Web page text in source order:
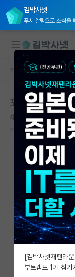
김박사넷
푸시 알림으로 소식을
대학원생 모집
국내대학원 정보
연구실&오픈랩
커뮤니티
커뮤니티 홈
전체글보기
베스트 게시판
IF 명예의전당
자유 게시판(아
미국 유학 게시
커뮤니티 홈 자유 게
포스텍 AI대학원
재치있는 피보나치
2021.05.07 3
[김박사넷재팬라
부트캠프 1기 참가